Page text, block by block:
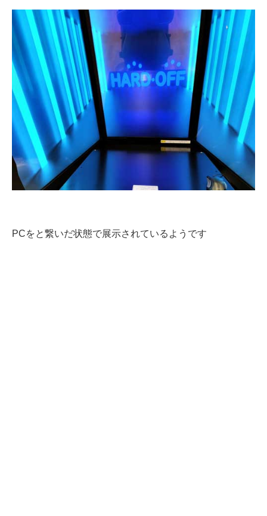
建設×テクノロジーの最前線
ちょっと気になるネットの話題
PCをと繋いだ状態で展示されているようです